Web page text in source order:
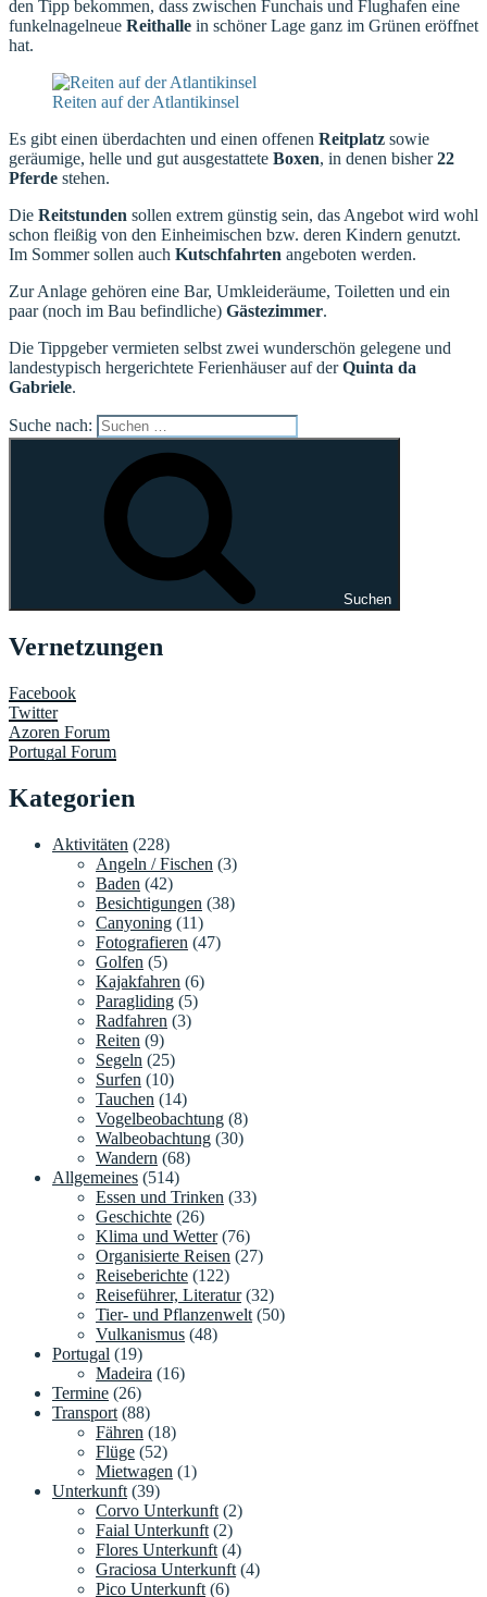
den Tipp bekommen, dass zwischen Funchais und Flughafen eine
funkelnagelneue Reithalle in schöner Lage ganz im Grünen eröffnet
hat.
Reiten auf der Atlantikinsel
Es gibt einen überdachten und einen offenen Reitplatz sowie
geräumige, helle und gut ausgestattete Boxen, in denen bisher22
Pferde stehen.
Die Reitstunden sollen extrem günstig sein, das Angebot wird wohl
schon fleißig von den Einheimischen bzw. deren Kindern genutzt.
Im Sommer sollen auch Kutschfahrten angeboten werden.
Zur Anlage gehören eine Bar, Umkleideräume, Toiletten und ein
paar (noch im Bau befindliche) Gästezimmer.
Die Tippgeber vermieten selbst zwei wunderschön gelegene und
landestypisch hergerichtete Ferienhäuser auf derQuinta da
Gabriele.
Suche nach:
Suchen
Vernetzungen
Facebook
Twitter
Azoren Forum
Portugal Forum
Kategorien
Aktivitäten (228)
Angeln / Fischen (3)
Baden (42)
Besichtigungen (38)
Canyoning (11)
Fotografieren (47)
Golfen (5)
Kajakfahren (6)
Paragliding (5)
Radfahren (3)
Reiten (9)
Segeln (25)
Surfen (10)
Tauchen (14)
Vogelbeobachtung (8)
Walbeobachtung (30)
Wandern (68)
Allgemeines (514)
Essen und Trinken (33)
Geschichte (26)
Klima und Wetter(76)
Organisierte Reisen (27)
Reiseberichte (122)
Reiseführer, Literatur(32)
Tier- und Pflanzenwelt (50)
Vulkanismus (48)
Portugal (19)
Madeira (16)
Termine (26)
Transport (88)
Fähren (18)
Flüge (52)
Mietwagen (1)
Unterkunft (39)
Corvo Unterkunft (2)
Faial Unterkunft (2)
Flores Unterkunft (4)
Graciosa Unterkunft (4)
Pico Unterkunft (6)